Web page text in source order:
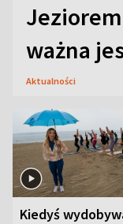
ważna
Aktualności
Kiedyś